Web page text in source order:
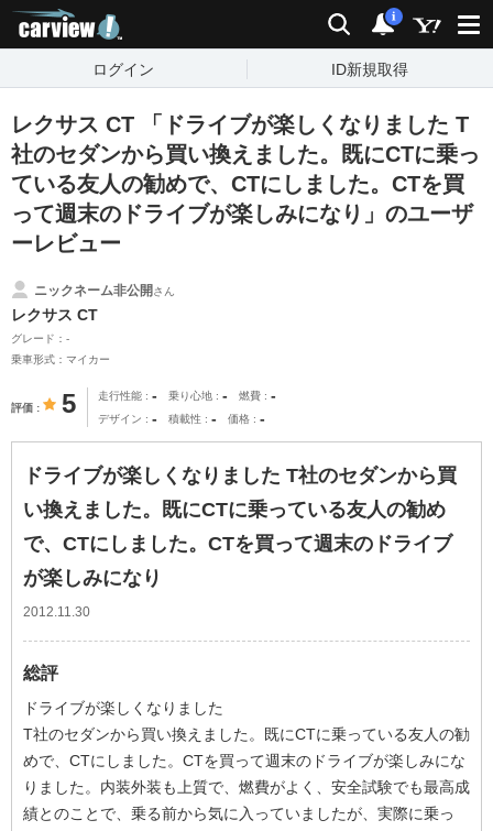
検索 通知
i
ログイン ID新規取得
レクサス CT 「ドライブが楽しくなりました T
社のセダンから買い換えました。既にCTに乗っ
ている友人の勧めで、CTにしました。CTを買
って週末のドライブが楽しみになり」のユーザ
ーレビュー
ニックネーム非公開さん
レクサス CT
グレード：-
乗車形式：マイカー
評価 5 走行性能 - 乗り心地 - 燃費 -
デザイン - 積載性 - 価格 -
ドライブが楽しくなりました T社のセダンから買
い換えました。既にCTに乗っている友人の勧め
で、CTにしました。CTを買って週末のドライブ
が楽しみになり
2012.11.30
総評
ドライブが楽しくなりました
T社のセダンから買い換えました。既にCTに乗っている友人の勧
めで、CTにしました。CTを買って週末のドライブが楽しみにな
りました。内装外装も上質で、燃費がよく、安全試験でも最高成
績とのことで、乗る前から気に入っていましたが、実際に乗っ